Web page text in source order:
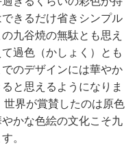
きるだけ省きシンプル
九谷焼の無駄とも思え
過色（かしょく）とも
のデザインには華やか
と思えるようになりま
世界が賞賛したのは原色
かな色絵の文化こそ九
。